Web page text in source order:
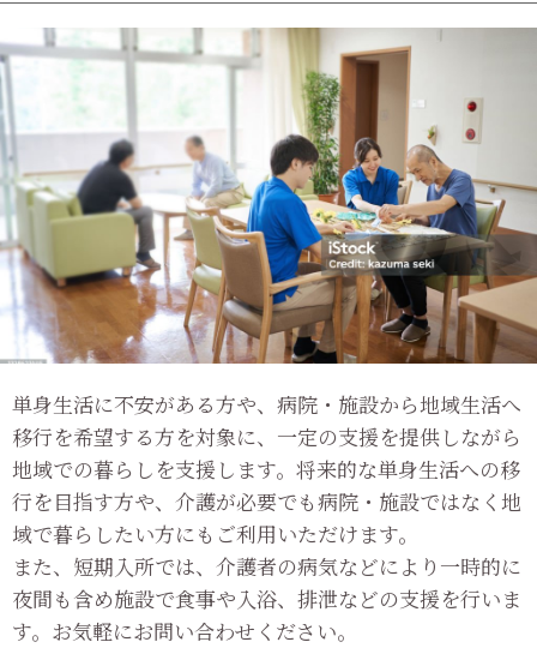
単身生活に不安がある方や、病院・施設から地域生活へ
移行を希望する方を対象に、一定の支援を提供しながら
地域での暮らしを支援します。将来的な単身生活への移
行を目指す方や、介護が必要でも病院・施設ではなく地
域で暮らしたい方にもご利用いただけます。
また、短期入所では、介護者の病気などにより一時的に
夜間も含め施設で食事や入浴、排泄などの支援を行いま
す。お気軽にお問い合わせください。